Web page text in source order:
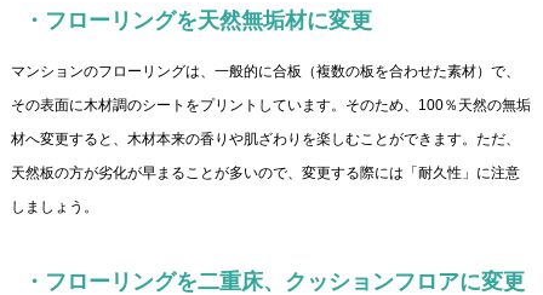
・フローリングを天然無垢材に変更
マンションのフローリングは、一般的に合板（複数の板を合わせた素材）で、
その表面に木材調のシートをプリントしています。そのため、100％天然の無垢
材へ変更すると、木材本来の香りや肌ざわりを楽しむことができます。ただ、
天然板の方が劣化が早まることが多いので、変更する際には「耐久性」に注意
しましょう。
・フローリングを二重床、クッションフロアに変更